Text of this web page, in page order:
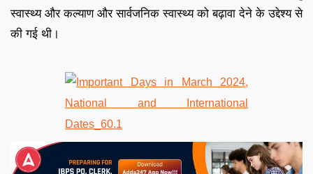
स्वास्थ्य और कल्याण और सार्वजनिक स्वास्थ्य को बढ़ावा देने के उद्देश्य से
की गई थी।